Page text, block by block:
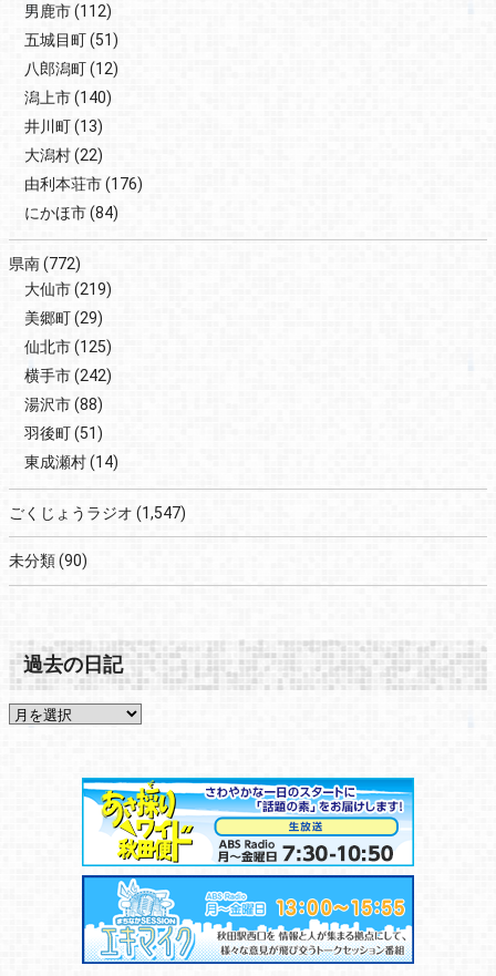
男鹿市(112)
五城目町(51)
八郎潟町(12)
潟上市(140)
井川町(13)
大潟村(22)
由利本荘市(176)
にかほ市(84)
県南(772)
大仙市(219)
美郷町(29)
仙北市(125)
横手市(242)
湯沢市(88)
羽後町(51)
東成瀬村(14)
ごくじょうラジオ (1,547)
未分類(90)
過去の日記